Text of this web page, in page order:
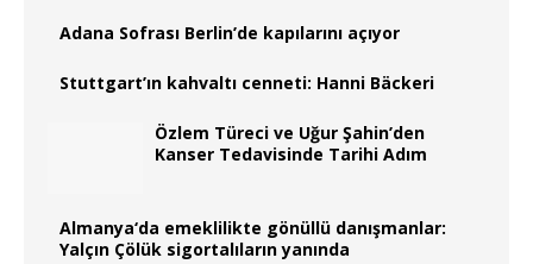
Adana Sofrası Berlin’de kapılarını açıyor
Stuttgart’ın kahvaltı cenneti: Hanni Bäckeri
Özlem Türeci ve Uğur Şahin’den
Kanser Tedavisinde Tarihi Adım
Almanya‘da emeklilikte gönüllü danışmanlar:
Yalçın Çölük sigortalıların yanında